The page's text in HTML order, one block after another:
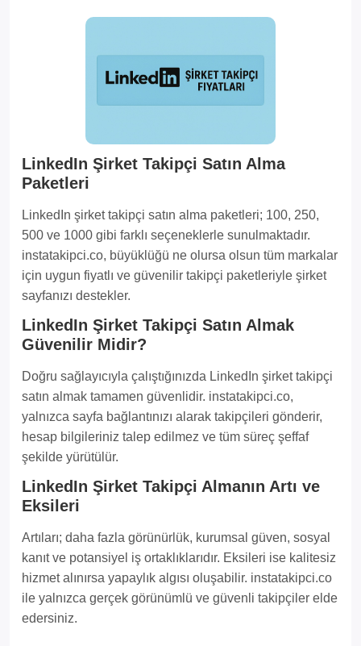
LinkedIn Şirket Takipçi Satın Alma
Paketleri
LinkedIn şirket takipçi satın alma paketleri; 100, 250,
500 ve 1000 gibi farklı seçeneklerle sunulmaktadır.
instatakipci.co, büyüklüğü ne olursa olsun tüm markalar
için uygun fiyatlı ve güvenilir takipçi paketleriyle şirket
sayfanızı destekler.
LinkedIn Şirket Takipçi Satın Almak
Güvenilir Midir?
Doğru sağlayıcıyla çalıştığınızda LinkedIn şirket takipçi
satın almak tamamen güvenlidir. instatakipci.co,
yalnızca sayfa bağlantınızı alarak takipçileri gönderir,
hesap bilgileriniz talep edilmez ve tüm süreç şeffaf
şekilde yürütülür.
LinkedIn Şirket Takipçi Almanın Artı ve
Eksileri
Artıları; daha fazla görünürlük, kurumsal güven, sosyal
kanıt ve potansiyel iş ortaklıklarıdır. Eksileri ise kalitesiz
hizmet alınırsa yapaylık algısı oluşabilir. instatakipci.co
ile yalnızca gerçek görünümlü ve güvenli takipçiler elde
edersiniz.